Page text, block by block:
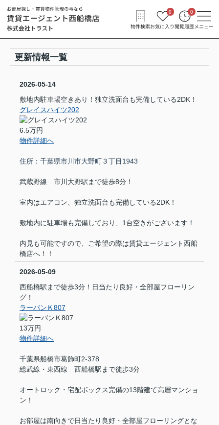
物件検索お気に入り
0
閲覧履歴
0
メニュー
更新情報一覧
2026-05-14
敷地内駐車場空きあり！独立洗面台も完備している2DK！
グレイスハイツ202
6.5万円
物件詳細へ
住所：千葉県市川市大野町３丁目1943
武蔵野線 市川大野駅まで徒歩8分！
室内はエアコン、独立洗面台も完備している2DK！
敷地内に駐車場も完備しており、1台空きがございます！
内見も可能ですので、ご希望の際は賃貸エージェント西船
橋店へ！！
2026-05-09
西船橋駅まで徒歩3分！日当たり良好・全部屋フローリン
グ！
ラーバンＫ807
13万円
物件詳細へ
千葉県船橋市葛飾町2-378
総武線・東西線 西船橋駅まで徒歩3分
オートロック・宅配ボックス完備の13階建て高層マンショ
ン！
お部屋は南向きで日当たり良好・全部屋フローリングとな